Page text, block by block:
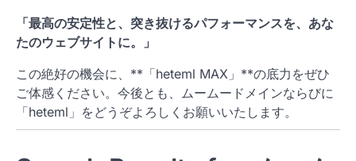
「最高の安定性と、突き抜けるパフォーマンスを、あな
たのウェブサイトに。」
この絶好の機会に、**「heteml MAX」**の底力をぜひ
ご体感ください。今後とも、ムームードメインならびに
「heteml」をどうぞよろしくお願いいたします。